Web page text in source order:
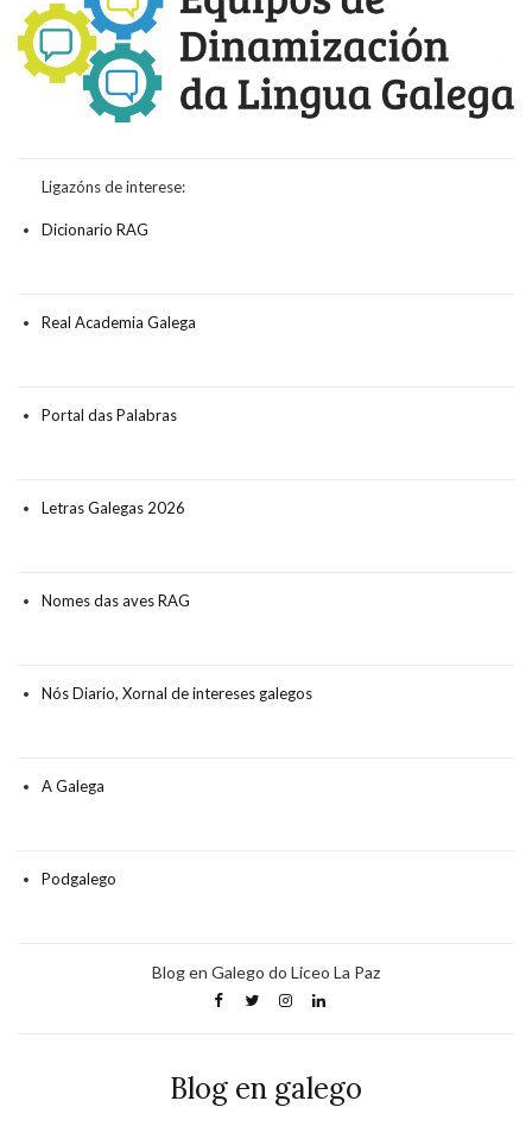
Ligazóns de interese:
Dicionario RAG
Real Academia Galega
Portal das Palabras
Letras Galegas 2026
Nomes das aves RAG
Nós Diario, Xornal de intereses galegos
A Galega
Podgalego
Blog en Galego do Liceo La Paz
Blog en galego